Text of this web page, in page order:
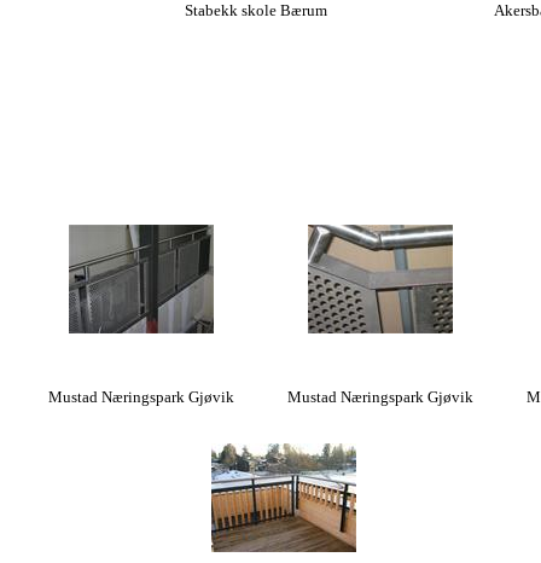
Stabekk skole Bærum
Mustad Næringspark Gjøvik Mustad Næringspark Gjøvik